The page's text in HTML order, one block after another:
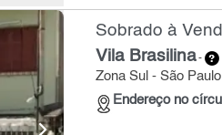
Sobrado à
Vila Brasilina-
Zona Sul - São Paulo
Endereço no